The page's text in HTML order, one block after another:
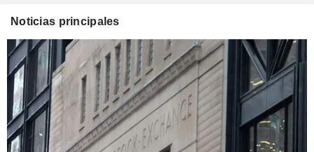
Noticias principales